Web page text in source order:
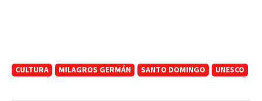
CULTURA MILAGROS GERMÁN SANTO DOMINGO UNESCO